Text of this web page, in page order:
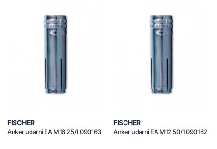
FISCHER
Anker udarni EA M16 25/1 090163
FISCHER
Anker udarni EA M12 50/1 090162